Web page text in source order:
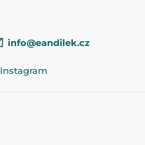
info@eandilek.cz
Instagram